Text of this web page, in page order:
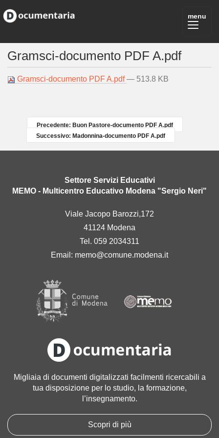
Gramsci-documento PDF A.pdf
Gramsci-documento PDF A.pdf— 513.8 KB
Precedente: Buon Pastore-documento PDF A.pdf
Successivo: Madonnina-documento PDF A.pdf
Settore Servizi Educativi
MEMO - Multicentro Educativo Modena "Sergio Neri"
Viale Jacopo Barozzi,172
41124 Modena
Tel. 059 2034311
Email: memo@comune.modena.it
Migliaia di documenti digitalizzati facilmenti ricercabili a
tua disposizione per lo studio, la formazione,
l’insegnamento.
Scopri di più